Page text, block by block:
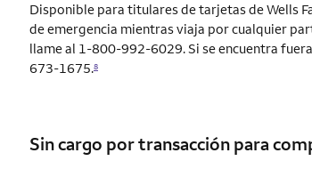
Disponible para titulares de tarjetas de Wells
de emergencia mientras viaja por cualquier
llame al 1-800-992-6029. Si se encuentra
673-1675.8
Sin cargo por transacción para